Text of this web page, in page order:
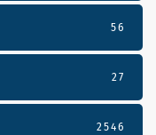
56
27
2546